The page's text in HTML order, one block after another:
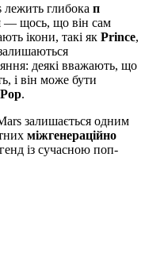
лежить глибока п
— щось, що він сам
ікони, такі як Prince,
деякі вважають, що
і він може бути
.
залишається одним
міжгенераційно
із сучасною поп-